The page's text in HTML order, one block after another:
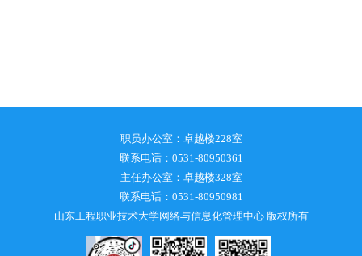
职员办公室：卓越楼228室
联系电话：0531-80950361
主任办公室：卓越楼328室
联系电话：0531-80950981
山东工程职业技术大学网络与信息化管理中心 版权所有